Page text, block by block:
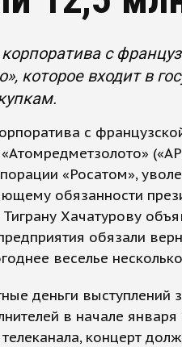
с
которое входит в
с
«Росатом»,
обязанности
Хачатурову
обязали
веселье
деньги выступлений
в начале января
концерт